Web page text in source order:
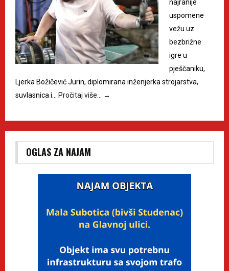
najranije
uspomene
vežu uz
bezbrižne
igre u
pješčaniku,
Ljerka Božičević Jurin, diplomirana inženjerka strojarstva,
suvlasnica i… Pročitaj više… →
OGLAS ZA NAJAM